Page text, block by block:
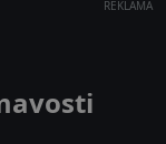
REKLAMA